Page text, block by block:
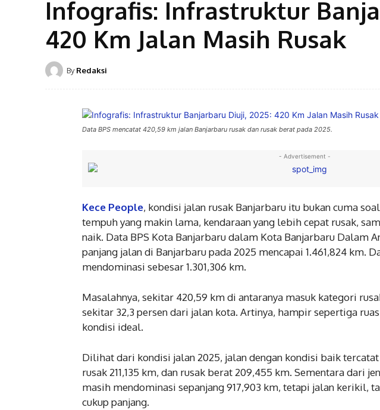
Infografis: Infrastruktur
420 Km Jalan Masih Rusak
By Redaksi
Data BPS mencatat 420,59 km jalan Banjarbaru rusak dan rusak berat pada 2025.
- Advertisement -
Kece People, kondisi jalan rusak Banjarbaru itu bukan cuma
tempuh yang makin lama, kendaraan yang lebih cepat rusak,
naik. Data BPS Kota Banjarbaru dalam Kota Banjarbaru Dalam
panjang jalan di Banjarbaru pada 2025 mencapai 1.461,824 km.
mendominasi sebesar 1.301,306 km.
Masalahnya, sekitar 420,59 km di antaranya masuk kategori
sekitar 32,3 persen dari jalan kota. Artinya, hampir sepertiga
kondisi ideal.
Dilihat dari kondisi jalan 2025, jalan dengan kondisi baik tercatat
rusak 211,135 km, dan rusak berat 209,455 km. Sementara dari
masih mendominasi sepanjang 917,903 km, tetapi jalan kerikil,
cukup panjang.